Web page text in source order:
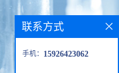
联系方式
手机： 15926423062